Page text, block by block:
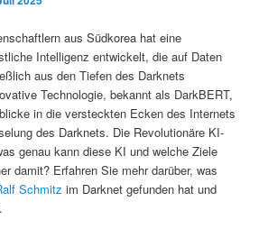
aus Südkorea hat eine
Intelligenz entwickelt, die auf Daten
aus den Tiefen des Darknets
Technologie, bekannt als DarkBERT,
in die versteckten Ecken des Internets
des Darknets. Die Revolutionäre KI-
genau kann diese KI und welche Ziele
damit? Erfahren Sie mehr darüber, was
Schmitz im Darknet gefunden hat und